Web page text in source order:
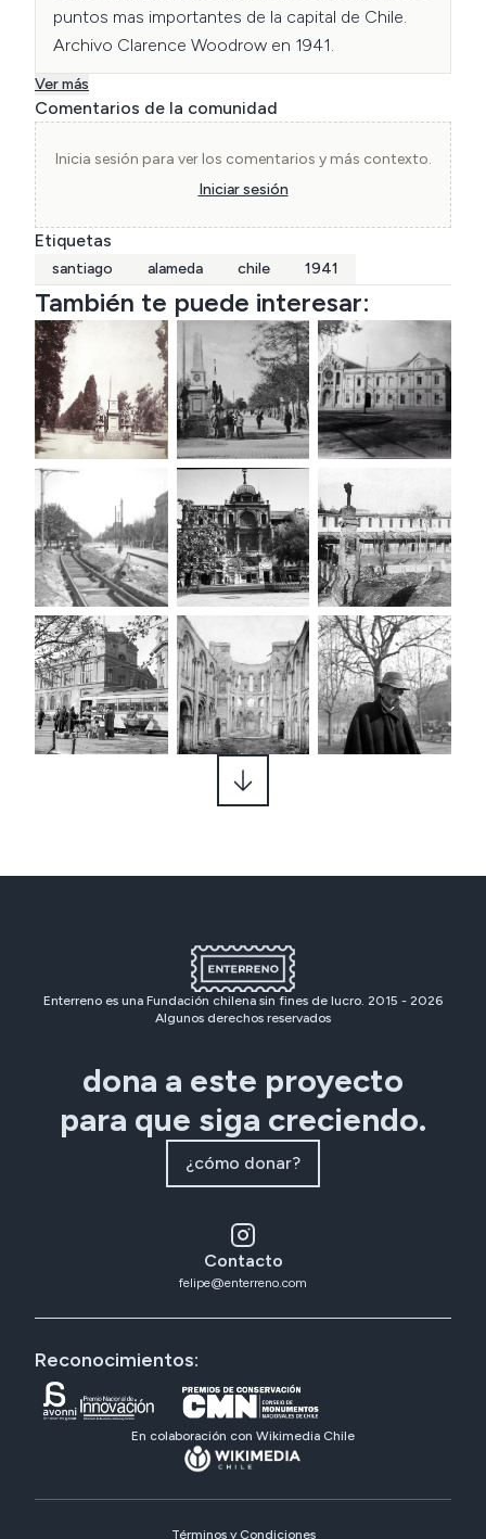
puntos mas importantes de la capital de Chile.
Archivo Clarence Woodrow en 1941.
Ver más
Comentarios de la comunidad
Inicia sesión para ver los comentarios y más contexto.
Iniciar sesión
Etiquetas
santiago alameda chile 1941
También te puede interesar:
Enterreno es una Fundación chilena sin fines de lucro. 2015 - 2026
Algunos derechos reservados
dona a este proyecto
para que siga creciendo.
¿cómo donar?
Contacto
felipe@enterreno.com
Reconocimientos:
En colaboración con Wikimedia Chile
Términos y Condiciones